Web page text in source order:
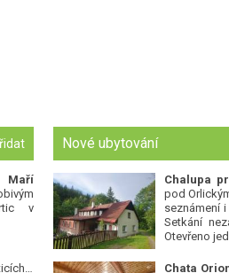
v
v
Nové ubytování
Chalupa
pod
seznámení
Setkání
Otevřeno
Chata